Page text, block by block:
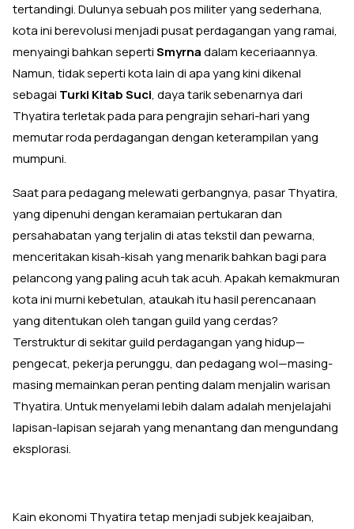
tertandingi. Dulunya sebuah pos militer yang sederhana,
kota ini berevolusi menjadi pusat perdagangan yang ramai,
menyaingi bahkan sepertiSmyrnadalam keceriaannya.
Namun, tidak seperti kota lain di apa yang kini dikenal
sebagai Turki Kitab Suci, daya tarik sebenarnya dari
Thyatira terletak pada para pengrajin sehari-hari yang
memutar roda perdagangan dengan keterampilan yang
mumpuni.
Saat para pedagang melewati gerbangnya, pasar Thyatira,
yang dipenuhi dengan keramaian pertukaran dan
persahabatan yang terjalin di atas tekstil dan pewarna,
menceritakan kisah-kisah yang menarik bahkan bagi para
pelancong yang paling acuh tak acuh. Apakah kemakmuran
kota ini murni kebetulan, ataukah itu hasil perencanaan
yang ditentukan oleh tangan guild yang cerdas?
Terstruktur di sekitar guild perdagangan yang hidup—
pengecat, pekerja perunggu, dan pedagang wol—masing-
masing memainkan peran penting dalam menjalin warisan
Thyatira. Untuk menyelami lebih dalam adalah menjelajahi
lapisan-lapisan sejarah yang menantang dan mengundang
eksplorasi.
Kain ekonomi Thyatira tetap menjadi subjek keajaiban,